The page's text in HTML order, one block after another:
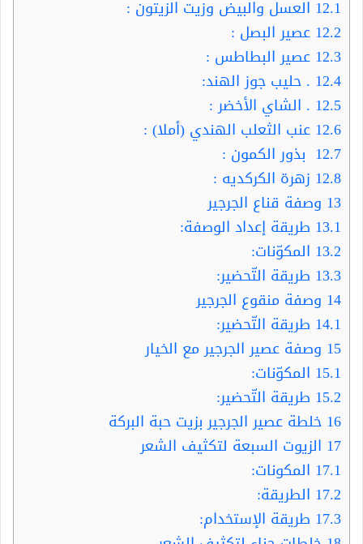
12.1 العسل والبيض وزيت الزيتون :
12.2 عصير البصل :
12.3 عصير البطاطس :
12.4 . حليب جوز الهند:
12.5 . الشاي الأخضر :
12.6 عنب الثعلب الهندي (أملا) :
12.7 بذور الكمون :
12.8 زهرة الكركديه :
13 وصفة قناع الجرجير
13.1 طريقة إعداد الوصفة:
13.2 المكوّنات:
13.3 طريقة التّحضير:
14 وصفة منقوع الجرجير
14.1 طريقة التّحضير:
15 وصفة عصير الجرجير مع الخيار
15.1 المكوّنات:
15.2 طريقة التّحضير:
16 خلطة عصير الجرجير بزيت حبة البركة
17 الزيوت السبعة لتكثيف الشعر
17.1 المكونات:
17.2 الطريقة:
17.3 طريقة الإستخدام: